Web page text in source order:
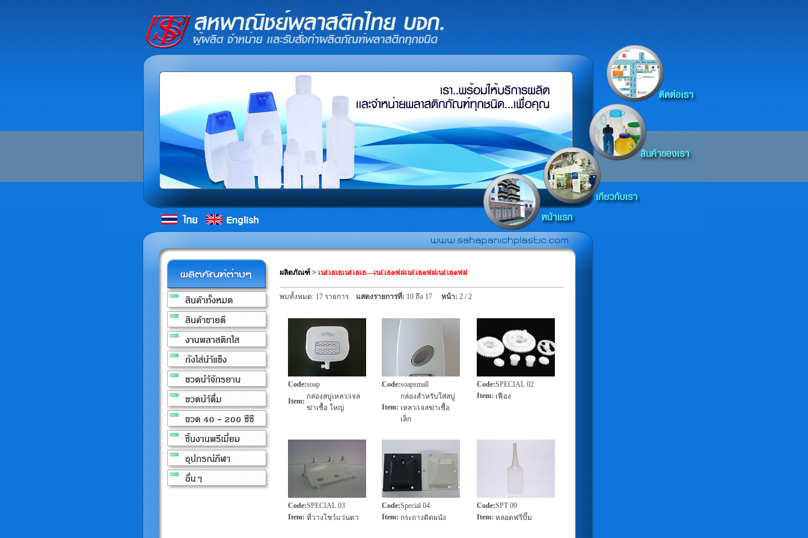
ผลิตภัณฑ์ > เน€เธเธเน€เธเธ—เน€เธ๏ฟฝเน€เธ๏ฟฝเน€เธ๏ฟฝ
พบทั้งหมด: 17 รายการ แสดงรายการที่: 10 ถึง 17 หน้า: 2 / 2
Code:soap
Item:
กล่องสบู่เหลว/เจล
ฆ่าเชื้อ ใหญ่
Code:soapsmall
Item:
กล่องสำหรับใส่สบู่
เหลว/เจลฆ่าเชื้อ
เล็ก
Code:SPECIAL 02
Item: เฟือง
Code:SPECIAL 03
Item: ที่วางโชว์แว่นตา
Code:Special 04
Item: กระถางติดผนัง
Code:SPT 09
Item: หลอดฟรีปั๊ม